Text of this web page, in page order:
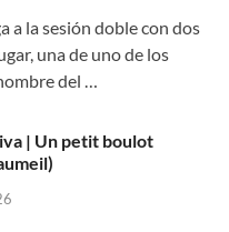
a la sesión doble con dos
una de uno de los
del …
| Un petit boulot